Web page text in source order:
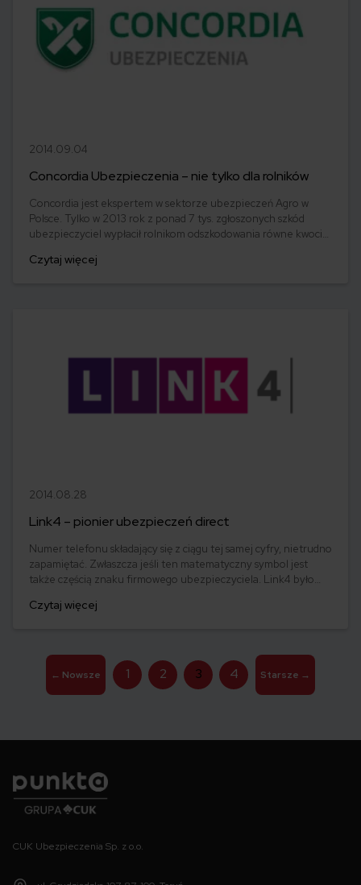
2014.09.04
Concordia Ubezpieczenia – nie tylko dla rolników
Concordia jest ekspertem w sektorze ubezpieczeń Agro w
Polsce. Tylko w 2013 rok z ponad 7 tys. zgłoszonych szkód
ubezpieczyciel wypłacił rolnikom odszkodowania równe kwocie
oferta skierowana dla rolników.
Czytaj więcej
2014.08.28
Link4 – pionier ubezpieczeń direct
Numer telefonu składający się z ciągu tej samej cyfry, nietrudno
zapamiętać. Zwłaszcza jeśli ten matematyczny symbol jest
także częścią znaku firmowego ubezpieczyciela. Link4 było
zasadzie direct, czyli oferującym ubezpieczenia przez telefon i
Czytaj więcej
Stronicowanie
wpisów← Nowsze 1 2 3 4 Starsze →
CUK Ubezpieczenia Sp. z o.o.